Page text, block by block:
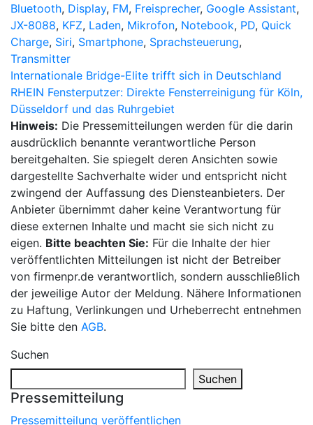
Bluetooth, Display, FM, Freisprecher, Google Assistant,
JX-8088, KFZ, Laden, Mikrofon, Notebook, PD, Quick
Charge, Siri, Smartphone, Sprachsteuerung,
Transmitter
Beitragsnavigation
Internationale Bridge-Elite trifft sich in Deutschland
RHEIN Fensterputzer: Direkte Fensterreinigung für Köln,
Düsseldorf und das Ruhrgebiet
Hinweis: Die Pressemitteilungen werden für die darin
ausdrücklich benannte verantwortliche Person
bereitgehalten. Sie spiegelt deren Ansichten sowie
dargestellte Sachverhalte wider und entspricht nicht
zwingend der Auffassung des Diensteanbieters. Der
Anbieter übernimmt daher keine Verantwortung für
diese externen Inhalte und macht sie sich nicht zu
eigen. Bitte beachten Sie: Für die Inhalte der hier
veröffentlichten Mitteilungen ist nicht der Betreiber
von firmenpr.de verantwortlich, sondern ausschließlich
der jeweilige Autor der Meldung. Nähere Informationen
zu Haftung, Verlinkungen und Urheberrecht entnehmen
Sie bitte den AGB.
Suchen
Suchen
Pressemitteilung
Pressemitteilung veröffentlichen